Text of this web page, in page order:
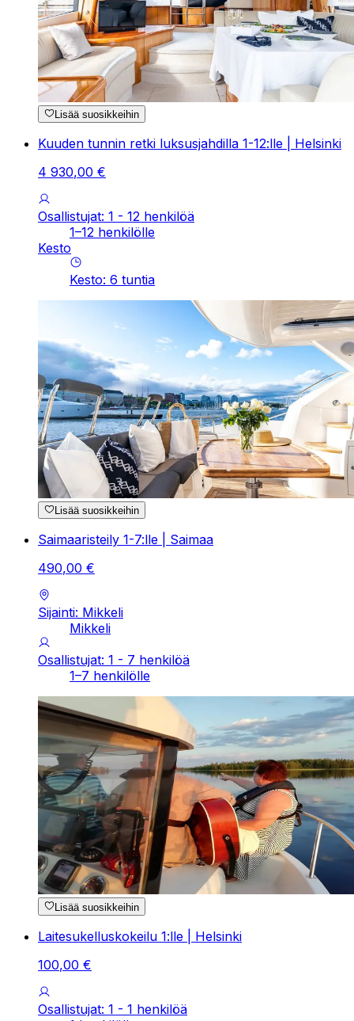
Lisää suosikkeihin
Kuuden tunnin retki luksusjahdilla 1-12:lle | Helsinki
4 930,00 €
Osallistujat: 1 - 12 henkilöä
1–12 henkilölle
Kesto
Kesto: 6 tuntia
Lisää suosikkeihin
Saimaaristeily 1-7:lle | Saimaa
490,00 €
Sijainti: Mikkeli
Mikkeli
Osallistujat: 1 - 7 henkilöä
1–7 henkilölle
Lisää suosikkeihin
Laitesukelluskokeilu 1:lle | Helsinki
100,00 €
Osallistujat: 1 - 1 henkilöä